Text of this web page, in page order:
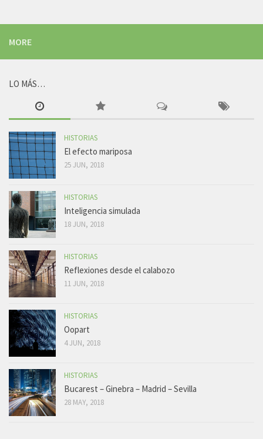
MORE
LO MÁS…
HISTORIAS
El efecto mariposa
25 JUN, 2018
HISTORIAS
Inteligencia simulada
18 JUN, 2018
HISTORIAS
Reflexiones desde el calabozo
11 JUN, 2018
HISTORIAS
Oopart
4 JUN, 2018
HISTORIAS
Bucarest – Ginebra – Madrid – Sevilla
28 MAY, 2018